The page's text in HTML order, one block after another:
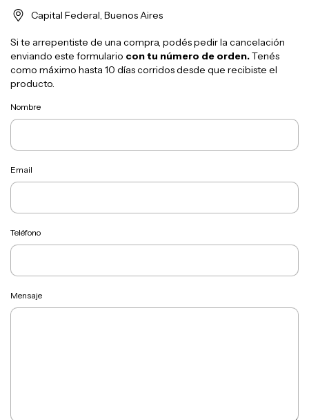
Capital Federal, Buenos Aires
Si te arrepentiste de una compra, podés pedir la cancelación
enviando este formulario con tu número de orden.Tenés
como máximo hasta 10 días corridos desde que recibiste el
producto.
Nombre
Email
Teléfono
Mensaje